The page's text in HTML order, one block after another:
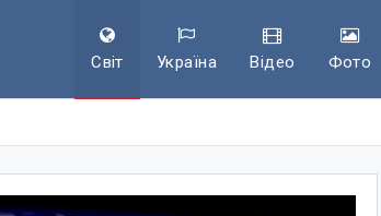
Світ Україна Відео Фото